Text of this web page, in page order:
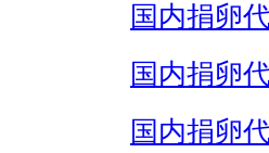
国内捐卵
国内捐卵
国内捐卵